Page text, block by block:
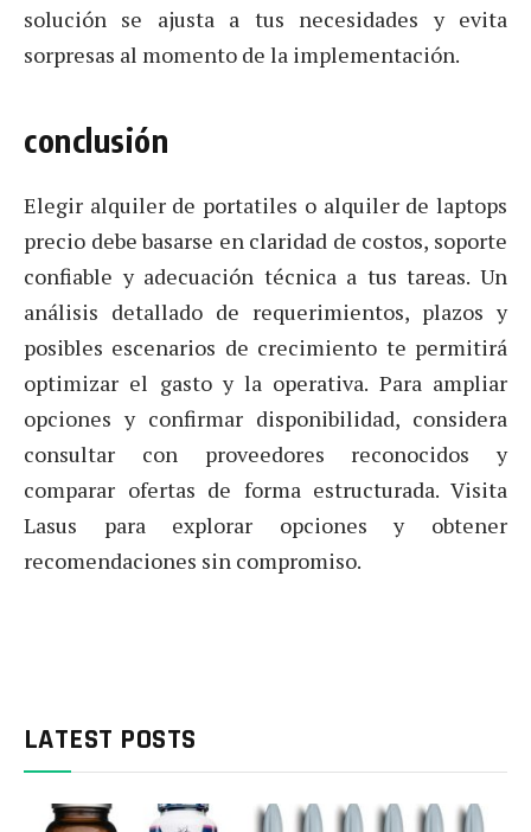
solución se ajusta a tus necesidades y evita
sorpresas al momento de la implementación.
conclusión
Elegir alquiler de portatiles o alquiler de laptops
precio debe basarse en claridad de costos, soporte
confiable y adecuación técnica a tus tareas. Un
análisis detallado de requerimientos, plazos y
posibles escenarios de crecimiento te permitirá
optimizar el gasto y la operativa. Para ampliar
opciones y confirmar disponibilidad, considera
consultar con proveedores reconocidos y
comparar ofertas de forma estructurada. Visita
Lasus para explorar opciones y obtener
recomendaciones sin compromiso.
LATEST POSTS